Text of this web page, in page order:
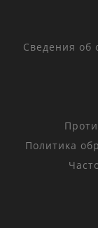
Сведения об
Политика